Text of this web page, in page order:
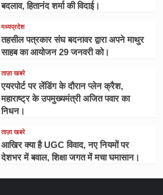
बदलाव, हितानंद शर्मा की विदाई।
मध्यप्रदेश
तहसील पत्रकार संघ बदनावर द्वारा अपने माथुर
साहब का आयोजन 29 जनवरी को।
ताज़ा खबरे
एयरपोर्ट पर लेंडिंग के दौरान प्लेन क्रैश,
महाराष्ट्र के उपमुख्यमंत्री अजित पवार का
निधन।
ताज़ा खबरे
आखिर क्या है UGC विवाद, नए नियमों पर
देशभर में बवाल, शिक्षा जगत में मचा घमासान।